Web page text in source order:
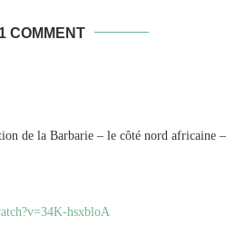
1 COMMENT
de la Barbarie – le côté nord africaine –
hsxbloA